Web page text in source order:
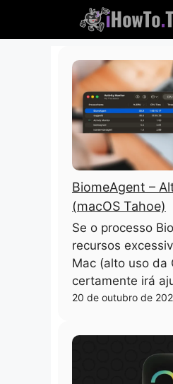
o
BiomeAgent –
(macOS Tahoe)
Se o processo
recursos
Mac (alto uso da
certamente irá
20 de outubro de